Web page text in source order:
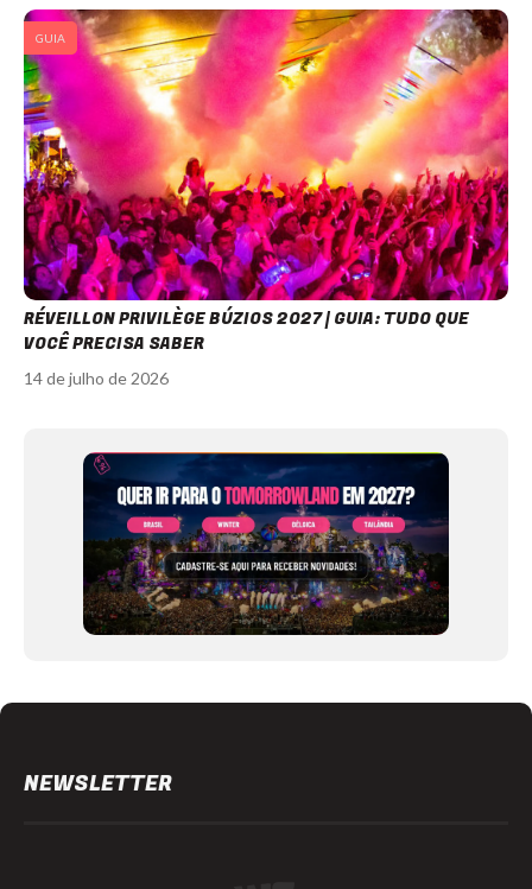
GUIA
RÉVEILLON PRIVILÈGE BÚZIOS 2027 | GUIA: TUDO QUE
VOCÊ PRECISA SABER
14 de julho de 2026
NEWSLETTER